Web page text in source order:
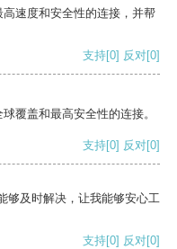
速度和安全性的连接，并帮
支持[0] 反对[0]
覆盖和最高安全性的连接。
支持[0] 反对[0]
够及时解决，让我能够安心工
支持[0] 反对[0]